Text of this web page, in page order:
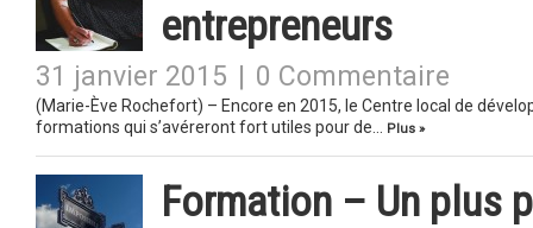
entrepreneurs
31 janvier 2015 0 Commentaire
(Marie-Ève Rochefort) – Encore en 2015, le Centre local de
formations qui s’avéreront fort utiles pour de…
Plus »
Formation – Un plus